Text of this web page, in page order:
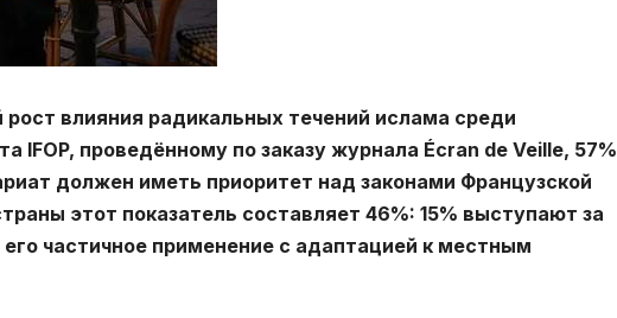
влияния радикальных течений ислама среди
IFOP, проведённому по заказу журнала Écran de Veille, 57%
должен иметь приоритет над законами Французской
этот показатель составляет 46%: 15% выступают за
частичное применение с адаптацией к местным